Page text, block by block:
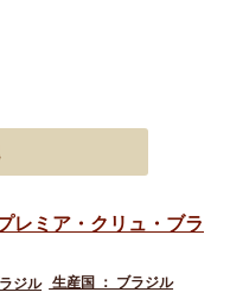
レミア・クリュ・ブラ
生産国 ： ブラジル